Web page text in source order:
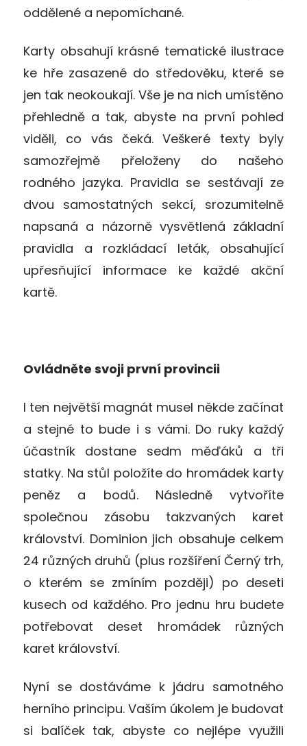
oddělené a nepomíchané.
Karty obsahují krásné tematické ilustrace
ke hře zasazené do středověku, které se
jen tak neokoukají. Vše je na nich umístěno
přehledně a tak, abyste na první pohled
viděli, co vás čeká. Veškeré texty byly
samozřejmě přeloženy do našeho
rodného jazyka. Pravidla se sestávají ze
dvou samostatných sekcí, srozumitelně
napsaná a názorně vysvětlená základní
pravidla a rozkládací leták, obsahující
upřesňující informace ke každé akční
kartě.
Ovládněte svoji první provincii
I ten největší magnát musel někde začínat
a stejné to bude i s vámi. Do ruky každý
účastník dostane sedm měďáků a tři
statky. Na stůl položíte do hromádek karty
peněz a bodů. Následně vytvoříte
společnou zásobu takzvaných karet
království. Dominion jich obsahuje celkem
24 různých druhů (plus rozšíření Černý trh,
o kterém se zmíním později) po deseti
kusech od každého. Pro jednu hru budete
potřebovat deset hromádek různých
karet království.
Nyní se dostáváme k jádru samotného
herního principu. Vaším úkolem je budovat
si balíček tak, abyste co nejlépe využili